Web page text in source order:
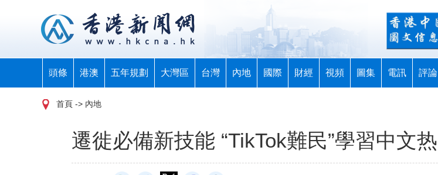
頭條 港澳 五年規劃 大灣區 台灣 內地 國際 財經 視頻 圖集 電訊 評論
首頁 -> 內地
遷徙必備新技能 “TikTok難民”學習中文热